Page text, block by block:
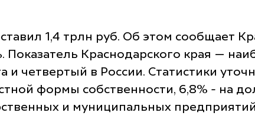
1,4 трлн руб. Об этом сообщает
Показатель Краснодарского края —
четвертый в России. Статистики
формы собственности, 6,8% - на
и муниципальных